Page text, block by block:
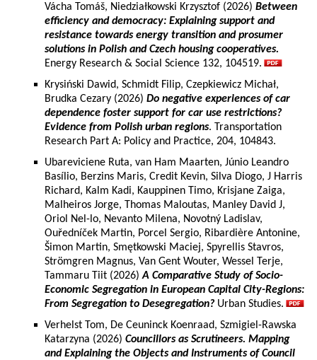
Vácha Tomáš, Niedziałkowski Krzysztof (2026) Between
efficiency and democracy: Explaining support and
resistance towards energy transition and prosumer
solutions in Polish and Czech housing cooperatives.
Energy Research & Social Science 132, 104519.
Krysiński Dawid, Schmidt Filip, Czepkiewicz Michał,
Brudka Cezary (2026) Do negative experiences of car
dependence foster support for car use restrictions?
Evidence from Polish urban regions. Transportation
Research Part A: Policy and Practice, 204, 104843.
Ubareviciene Ruta, van Ham Maarten, Júnio Leandro
Basílio, Berzins Maris, Credit Kevin, Silva Diogo, J Harris
Richard, Kalm Kadi, Kauppinen Timo, Krisjane Zaiga,
Malheiros Jorge, Thomas Maloutas, Manley David J,
Oriol Nel-lo, Nevanto Milena, Novotný Ladislav,
Ouředníček Martin, Porcel Sergio, Ribardière Antonine,
Šimon Martin, Smętkowski Maciej, Spyrellis Stavros,
Strömgren Magnus, Van Gent Wouter, Wessel Terje,
Tammaru Tiit (2026)A Comparative Study of Socio-
Economic Segregation in European Capital City-Regions:
From Segregation to Desegregation? Urban Studies.
Verhelst Tom, De Ceuninck Koenraad, Szmigiel-Rawska
Katarzyna (2026) Councillors as Scrutineers. Mapping
and Explaining the Objects and Instruments of Council